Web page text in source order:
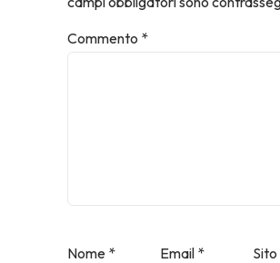
Commento *
Nome * Email *